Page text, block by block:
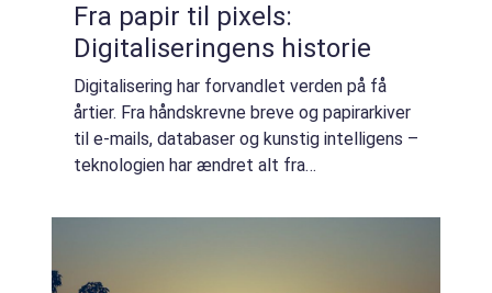
Fra papir til pixels:
Digitaliseringens historie
Digitalisering har forvandlet verden på få
årtier. Fra håndskrevne breve og papirarkiver
til e-mails, databaser og kunstig intelligens –
teknologien har ændret alt fra
fra...